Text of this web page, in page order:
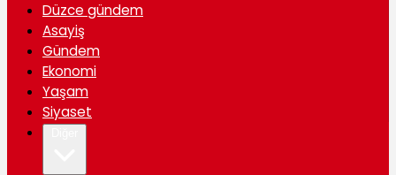
Düzce gündem
Asayiş
Gündem
Ekonomi
Yaşam
Siyaset